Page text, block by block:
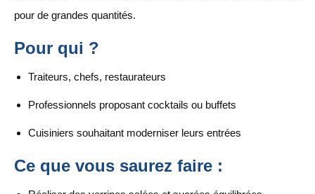
pour de grandes quantités.
Pour qui ?
Traiteurs, chefs, restaurateurs
Professionnels proposant cocktails ou buffets
Cuisiniers souhaitant moderniser leurs entrées
Ce que vous saurez faire :